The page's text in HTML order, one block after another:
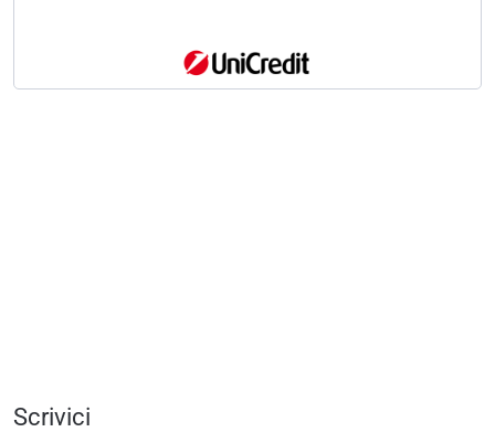
Scrivici